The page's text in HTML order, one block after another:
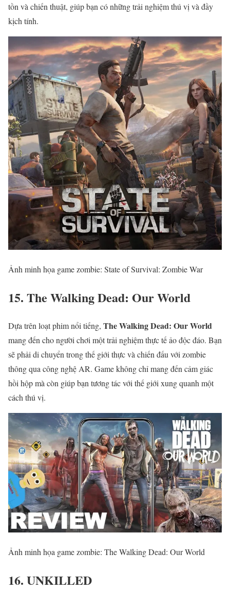
tồn và chiến thuật, giúp bạn có những trải nghiệm thú vị và đầy
kịch tính.
Ảnh minh họa game zombie: State of Survival: Zombie War
15. The Walking Dead: Our World
Dựa trên loạt phim nổi tiếng, The Walking Dead: Our World
mang đến cho người chơi một trải nghiệm thực tế ảo độc đáo. Bạn
sẽ phải di chuyển trong thế giới thực và chiến đấu với zombie
thông qua công nghệ AR. Game không chỉ mang đến cảm giác
hồi hộp mà còn giúp bạn tương tác với thế giới xung quanh một
cách thú vị.
Ảnh minh họa game zombie: The Walking Dead: Our World
16. UNKILLED